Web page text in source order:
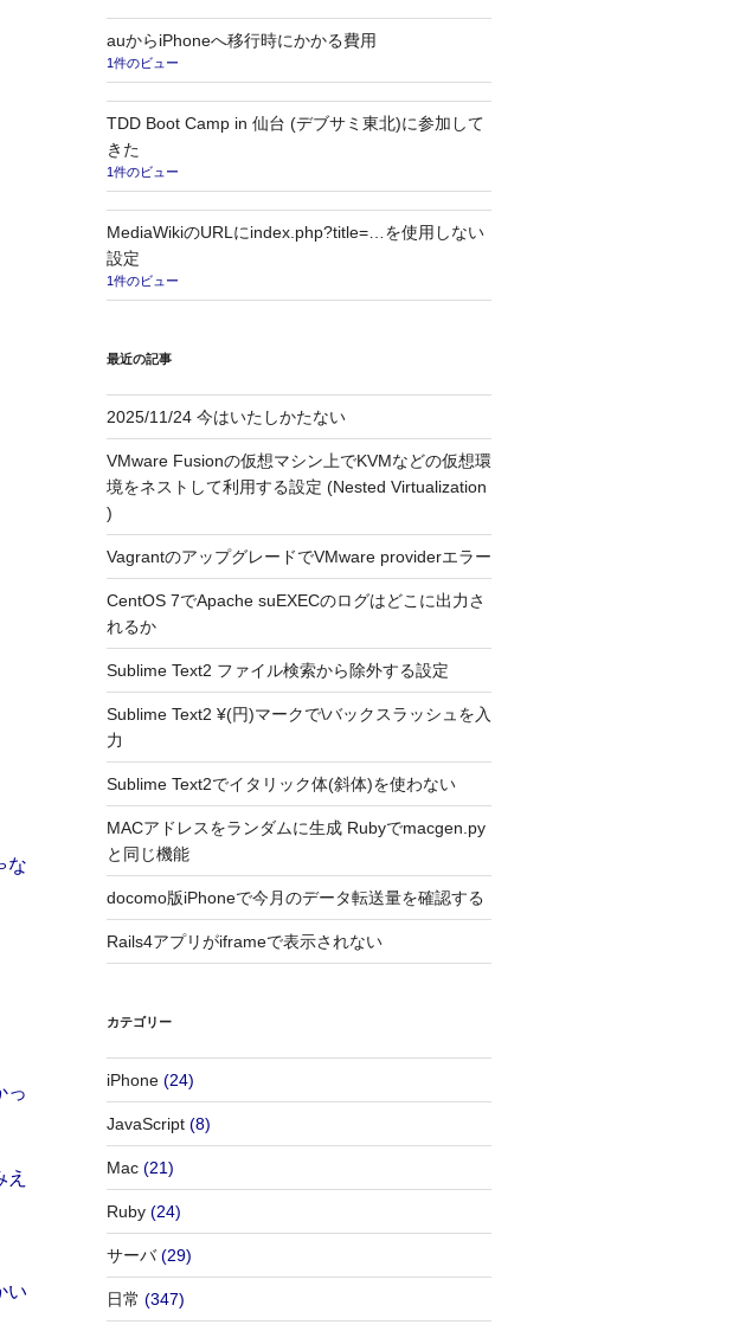
な
っ
い
auからiPhoneへ移行時にかかる費用
1件のビュー
TDD Boot Camp in 仙台 (デブサミ東北)に参加して
きた
1件のビュー
MediaWikiのURLにindex.php?title=…を使用しない
設定
1件のビュー
最近の記事
2025/11/24 今はいたしかたない
VMware Fusionの仮想マシン上でKVMなどの仮想環
境をネストして利用する設定 (Nested Virtualization
)
VagrantのアップグレードでVMware providerエラー
CentOS 7でApache suEXECのログはどこに出力さ
れるか
Sublime Text2 ファイル検索から除外する設定
Sublime Text2 ¥(円)マークで\バックスラッシュを入
力
Sublime Text2でイタリック体(斜体)を使わない
MACアドレスをランダムに生成 Rubyでmacgen.py
と同じ機能
docomo版iPhoneで今月のデータ転送量を確認する
Rails4アプリがiframeで表示されない
カテゴリー
iPhone(24)
JavaScript(8)
Mac(21)
Ruby(24)
サーバ(29)
日常 (347)